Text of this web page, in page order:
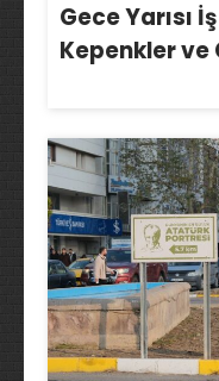
Gece Yarısı
Kepenkler ve